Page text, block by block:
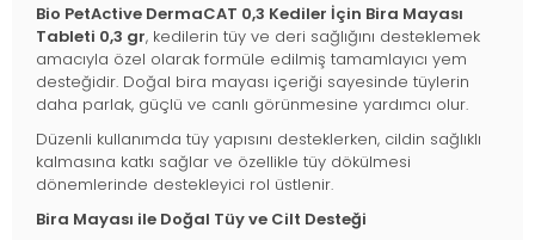
Bio PetActive DermaCAT 0,3 Kediler İçin Bira Mayası
Tableti 0,3 gr, kedilerin tüy ve deri sağlığını desteklemek
amacıyla özel olarak formüle edilmiş tamamlayıcı yem
desteğidir. Doğal bira mayası içeriği sayesinde tüylerin
daha parlak, güçlü ve canlı görünmesine yardımcı olur.
Düzenli kullanımda tüy yapısını desteklerken, cildin sağlıklı
kalmasına katkı sağlar ve özellikle tüy dökülmesi
dönemlerinde destekleyici rol üstlenir.
Bira Mayası ile Doğal Tüy ve Cilt Desteği